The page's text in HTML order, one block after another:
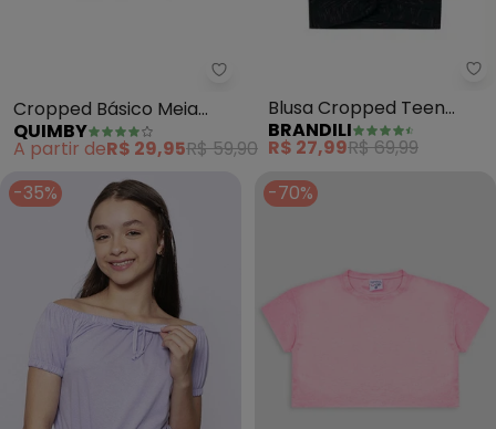
Quimby - Cropped Básico
Cropped Básico Meia
Malha Menina (Preto)
QUIMBY
A partir deR$ 29,95R$ 59,90
Blusa Cropped Teen
Menina em Malha (Preto)
BRANDILI
R$ 27,99R$ 69,99
-35%
-70%